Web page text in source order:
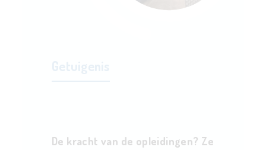
De kracht van de opleidingen? Ze